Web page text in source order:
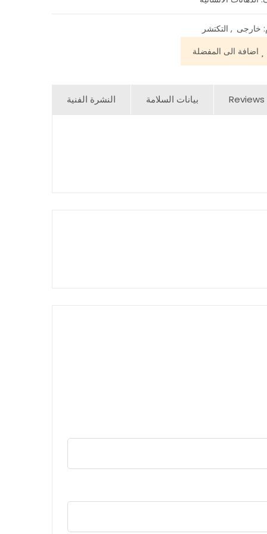
خارجى , التكتشر
اضافة الى المفضلة
النشرة الفنية بيانات السلامة